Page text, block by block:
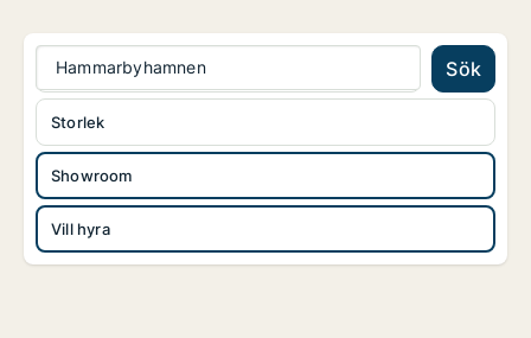
Hammarbyhamnen Sök
Showroom
Vill hyra
Storlek